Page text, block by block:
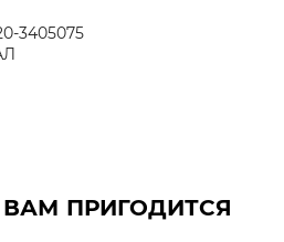
3405075
ПРИГОДИТСЯ